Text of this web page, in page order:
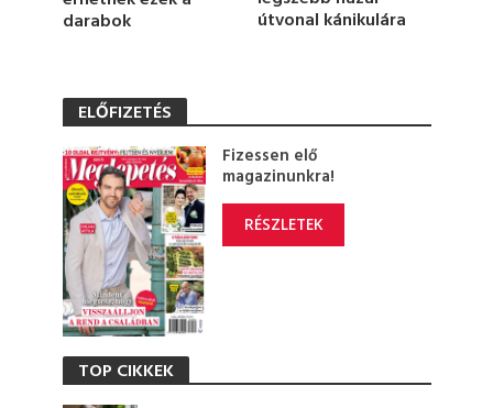
darabok útvonal kánikulára
ELŐFIZETÉS
Fizessen elő
magazinunkra!
RÉSZLETEK
TOP CIKKEK